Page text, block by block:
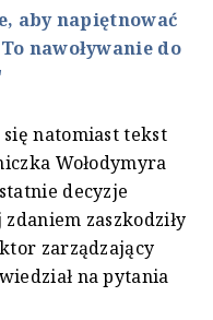
aby napiętnować
nawoływanie do
natomiast tekst
Wołodymyra
decyzje
zaszkodziły
zarządzający
na pytania